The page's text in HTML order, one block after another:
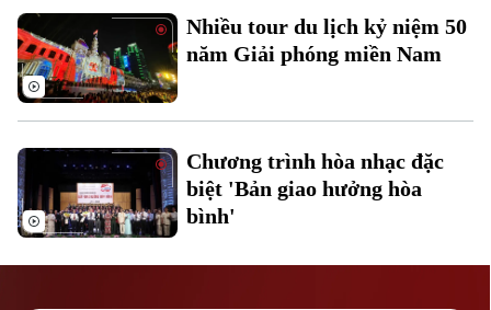
Tòa soạn
0865.116.699 (hotline)
Nhiều tour du lịch kỷ niệm 50
năm Giải phóng miền Nam
Chương trình hòa nhạc đặc
biệt 'Bản giao hưởng hòa
bình'